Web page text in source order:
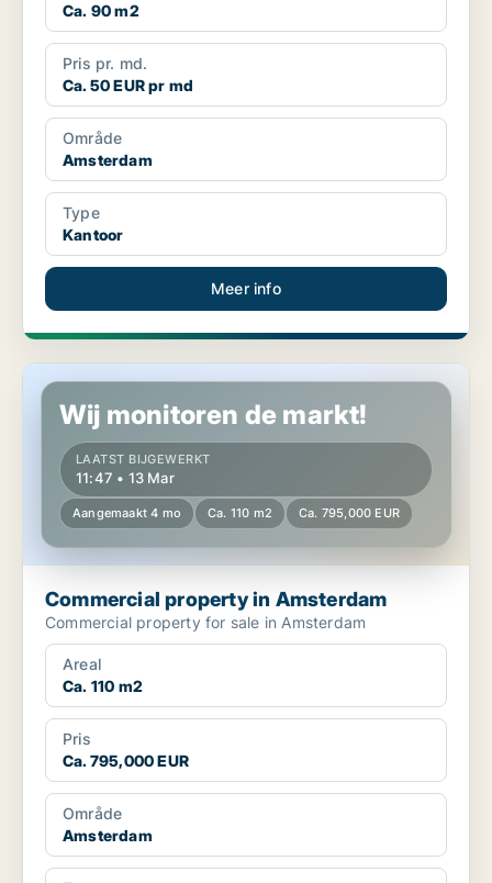
Ca. 90 m2
Pris pr. md.
Ca. 50 EUR pr md
Område
Amsterdam
Type
Kantoor
Meer info
Commercial property in Amsterdam
Wij monitoren de markt!
LAATST BIJGEWERKT
11:47 • 13 Mar
Aangemaakt 4 mo Ca. 110 m2 Ca. 795,000 EUR
Commercial property in Amsterdam
Commercial property for sale in Amsterdam
Areal
Ca. 110 m2
Pris
Ca. 795,000 EUR
Område
Amsterdam